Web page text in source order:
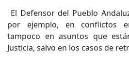
El Defensor del Pueblo
por ejemplo, en conflictos
tampoco en asuntos que
Justicia, salvo en los casos de